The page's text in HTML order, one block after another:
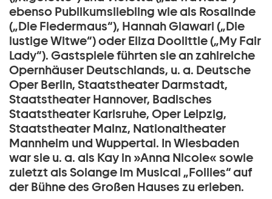
ebenso Publikumsliebling wie als Rosalinde
(„Die Fledermaus“), Hannah Glawari („Die
lustige Witwe“) oder Eliza Doolittle („My Fair
Lady“). Gastspiele führten sie an zahlreiche
Opernhäuser Deutschlands, u. a. Deutsche
Oper Berlin, Staatstheater Darmstadt,
Staatstheater Hannover, Badisches
Staatstheater Karlsruhe, Oper Leipzig,
Staatstheater Mainz, Nationaltheater
Mannheim und Wuppertal. In Wiesbaden
war sie u. a. als Kay in »Anna Nicole« sowie
zuletzt als Solange im Musical „Follies“ auf
der Bühne des Großen Hauses zu erleben.